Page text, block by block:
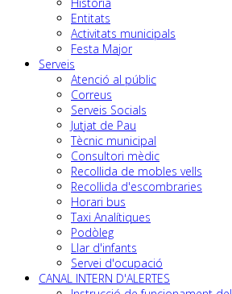
Entitats
Activitats municipals
Festa Major
Serveis
Atenció al públic
Correus
Serveis Socials
Jutjat de Pau
Tècnic municipal
Consultori mèdic
Recollida de mobles vells
Recollida d'escombraries
Horari bus
Taxi Analítiques
Podòleg
Llar d'infants
Servei d'ocupació
CANAL INTERN D'ALERTES